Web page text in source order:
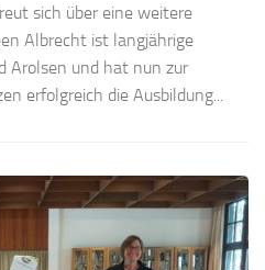
sich über eine weitere
Albrecht ist langjährige
Arolsen und hat nun zur
erfolgreich die Ausbildung...